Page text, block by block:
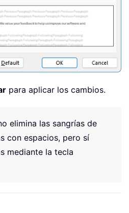
para aplicar los cambios.
elimina las sangrías de
con espacios, pero sí
mediante la tecla